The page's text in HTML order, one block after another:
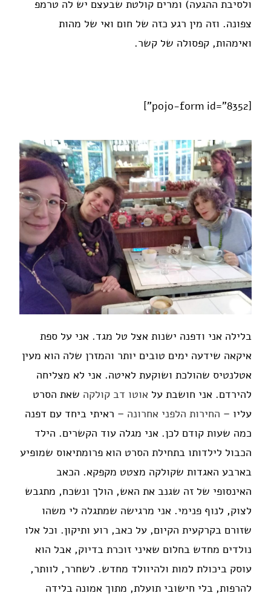
ולסיבת ההגעה) ומרים קולטת שבעצם יש לה טרמפ
צפונה. וזה מין רגע כזה של חום ואי של מהות
ואימהות, קפסולה של קשר.
[pojo-form id="8352"]
בלילה אני ודפנה ישנות אצל טל מגד. אני על ספת
איקאה שידעה ימים טובים יותר והמזרן שלה הוא מעין
אטלנטיס שהולכת ושוקעת לאיטה. אני לא מצליחה
להירדם. אני חושבת עלאוטו דב קולקה שאת הסרט
עליו – החירות הלפני אחרונה – ראיתי ביחד עם דפנה
כמה שעות קודם לכן. אני מגלה עוד הקשרים. הילד
הכבול לילדותו בתחילת הסרט הוא פרומתיאוס שמופיע
בארבע האגדות שקולקה מצטט מקפקא. הכאב
האינסופי של זה שגנב את האש, הולך ונשכח, מתגבש
לצוק, לנוף פנימי. אני מרגישה שמתגלה לי משהו
שזורם בקרקעית הקיום, על כאב, רוע ותיקון. וכל אלו
נולדים מחדש בחלום שאיני זוכרת בדיוק, אבל הוא
עוסק ביכולת למות ולהיוולד מחדש. לשחרר, לוותר,
להרפות, בלי חישובי תועלת, מתוך אמונה בלידה